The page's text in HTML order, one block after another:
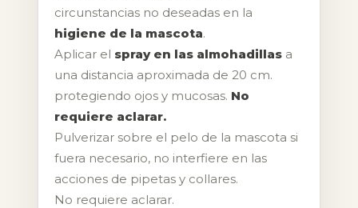
circunstancias no deseadas en la
higiene de la mascota.
Aplicar el spray en las almohadillas a
una distancia aproximada de 20 cm.
protegiendo ojos y mucosas. No
requiere aclarar.
Pulverizar sobre el pelo de la mascota si
fuera necesario, no interfiere en las
acciones de pipetas y collares.
No requiere aclarar.